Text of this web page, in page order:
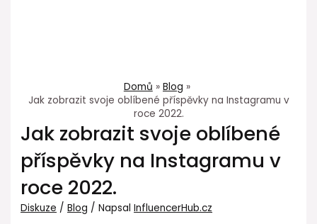
Domů
Blog
Jak zobrazit svoje oblíbené příspěvky na Instagramu v
roce 2022.
Jak zobrazit svoje oblíbené
příspěvky na Instagramu v
roce 2022.
Diskuze /Blog / NapsalInfluencerHub.cz